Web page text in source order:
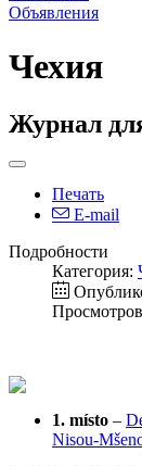
Объявления
Чехия
Журнал
Печать
E-mail
Подробности
Категория:
1. místo –
Nisou-